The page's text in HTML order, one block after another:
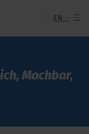
EN
Machbar,